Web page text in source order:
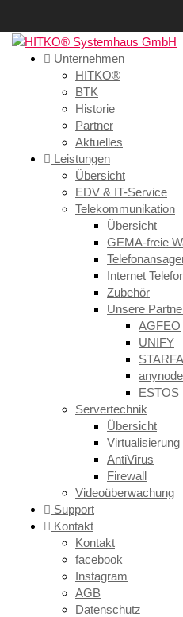
Unternehmen
HITKO®
BTK
Historie
Partner
Aktuelles
Leistungen
Übersicht
EDV & IT-Service
Telekommunikation
Übersicht
GEMA-freie
Internet
Zubehör
Unsere
AGFEO
UNIFY
anynode
ESTOS
Servertechnik
Übersicht
Virtualisierung
AntiVirus
Firewall
Videoüberwachung
Support
Kontakt
Kontakt
facebook
Instagram
AGB
Datenschutz